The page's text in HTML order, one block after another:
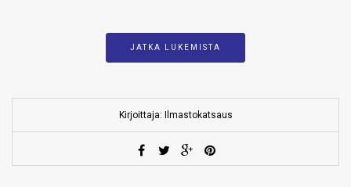
JATKA LUKEMISTA
Kirjoittaja: Ilmastokatsaus